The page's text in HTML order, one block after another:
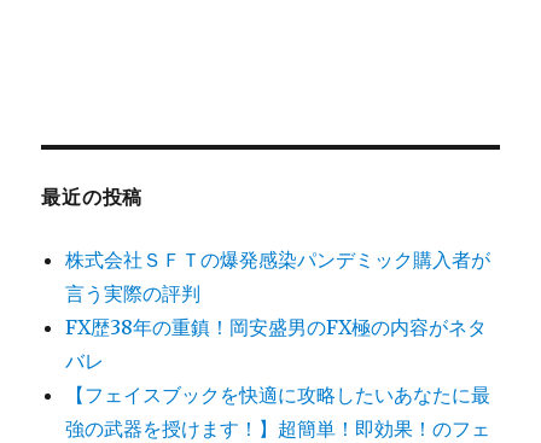
最近の投稿
株式会社ＳＦＴの爆発感染パンデミック購入者が
言う実際の評判
FX歴38年の重鎮！岡安盛男のFX極の内容がネタ
バレ
【フェイスブックを快適に攻略したいあなたに最
強の武器を授けます！】超簡単！即効果！のフェ